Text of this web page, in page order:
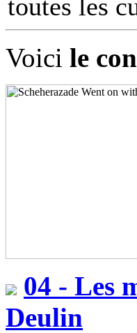
toutes les
Voici le
04 - Les
Deulin